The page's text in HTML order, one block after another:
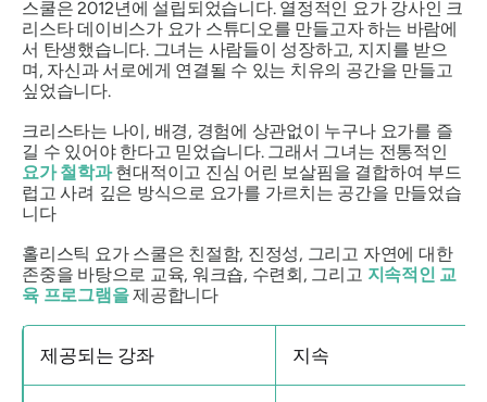
스쿨은 2012년에 설립되었습니다. 열정적인 요가 강사인 크
리스타 데이비스가 요가 스튜디오를 만들고자 하는 바람에
서 탄생했습니다. 그녀는 사람들이 성장하고, 지지를 받으
며, 자신과 서로에게 연결될 수 있는 치유의 공간을 만들고
싶었습니다.
크리스타는 나이, 배경, 경험에 상관없이 누구나 요가를 즐
길 수 있어야 한다고 믿었습니다. 그래서 그녀는 전통적인
요가 철학과현대적이고 진심 어린 보살핌을 결합하여 부드
럽고 사려 깊은 방식으로 요가를 가르치는 공간을 만들었습
니다
홀리스틱 요가 스쿨은 친절함, 진정성, 그리고 자연에 대한
존중을 바탕으로 교육, 워크숍, 수련회, 그리고 지속적인 교
육 프로그램을제공합니다
제공되는 강좌 지속